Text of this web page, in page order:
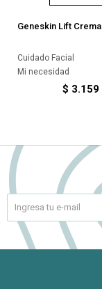
Geneskin Lift Crema
Cuidado Facial
Mi necesidad
$ 3.159